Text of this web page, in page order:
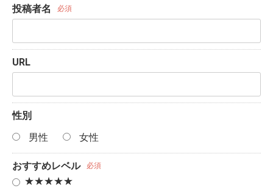
投稿者名 必須
URL
性別
男性
女性
おすすめレベル 必須
★★★★★